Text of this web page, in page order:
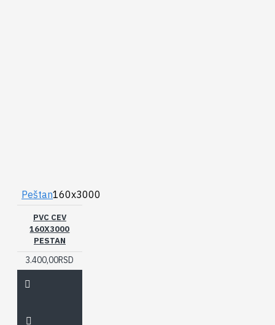
Peštan160x3000
PVC CEV
160X3000
PESTAN
3.400,00RSD